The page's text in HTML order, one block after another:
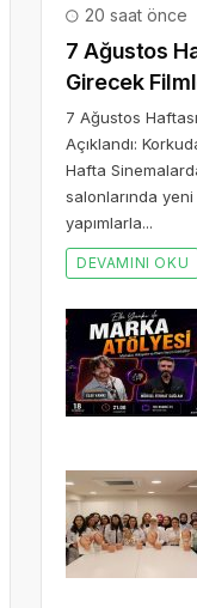
20 saat önce
7 Ağustos
Girecek
7 Ağustos
Açıklandı:
Hafta
salonlarında
yapımlarla...
DEVAMINI OKU